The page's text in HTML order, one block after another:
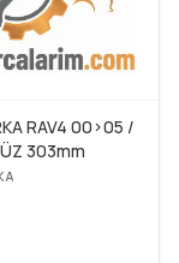
RAV4 00>05 /
303mm